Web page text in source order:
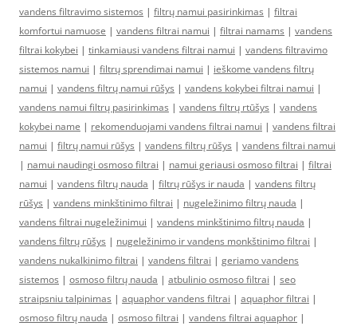
vandens filtravimo sistemos | filtrų namui pasirinkimas | filtrai
komfortui namuose | vandens filtrai namui | filtrai namams | vandens
filtrai kokybei | tinkamiausi vandens filtrai namui | vandens filtravimo
sistemos namui | filtrų sprendimai namui | ieškome vandens filtrų
namui | vandens filtrų namui rūšys | vandens kokybei filtrai namui |
vandens namui filtrų pasirinkimas | vandens filtrų rtūšys | vandens
kokybei name | rekomenduojami vandens filtrai namui | vandens filtrai
namui | filtrų namui rūšys | vandens filtrų rūšys | vandens filtrai namui
| namui naudingi osmoso filtrai | namui geriausi osmoso filtrai | filtrai
namui | vandens filtrų nauda | filtrų rūšys ir nauda | vandens filtrų
rūšys | vandens minkštinimo filtrai | nugeležinimo filtrų nauda |
vandens filtrai nugeležinimui | vandens minkštinimo filtrų nauda |
vandens filtrų rūšys | nugeležinimo ir vandens monkštinimo filtrai |
vandens nukalkinimo filtrai | vandens filtrai | geriamo vandens
sistemos | osmoso filtrų nauda | atbulinio osmoso filtrai | seo
straipsniu talpinimas | aquaphor vandens filtrai | aquaphor filtrai |
osmoso filtrų nauda | osmoso filtrai | vandens filtrai aquaphor |